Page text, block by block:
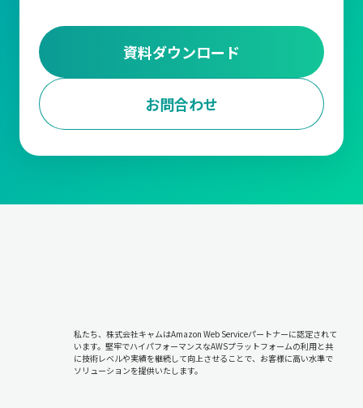
資料ダウンロード
お問合わせ
私たち、株式会社キャムはAmazon Web Serviceパートナーに認定されて
います。堅牢でハイパフォーマンスなAWSプラットフォームの利用と共
に技術レベルや実績を継続して向上させることで、お客様に高い水準で
ソリューションを提供いたします。